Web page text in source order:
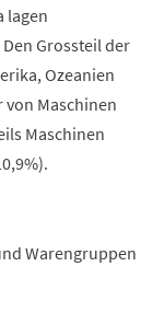
lagen
Grossteil der
Ozeanien
von Maschinen
Maschinen
Warengruppen